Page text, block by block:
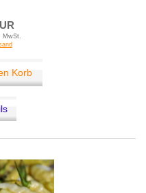
MwSt.
Korb